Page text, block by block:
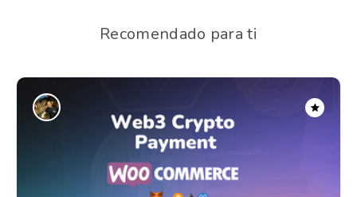
Recomendado para ti